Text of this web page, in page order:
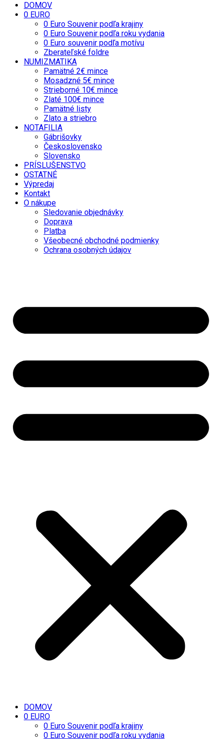
DOMOV
0 EURO
0 Euro Souvenir podľa krajiny
0 Euro Souvenir podľa roku vydania
0 Euro souvenir podľa motívu
Zberateľské foldre
NUMIZMATIKA
Pamätné 2€ mince
Mosadzné 5€ mince
Strieborné 10€ mince
Zlaté 100€ mince
Pamätné listy
Zlato a striebro
NOTAFILIA
Gábrišovky
Československo
Slovensko
PRÍSLUŠENSTVO
OSTATNÉ
Výpredaj
Kontakt
O nákupe
Sledovanie objednávky
Doprava
Platba
Všeobecné obchodné podmienky
Ochrana osobných údajov
DOMOV
0 EURO
0 Euro Souvenir podľa krajiny
0 Euro Souvenir podľa roku vydania